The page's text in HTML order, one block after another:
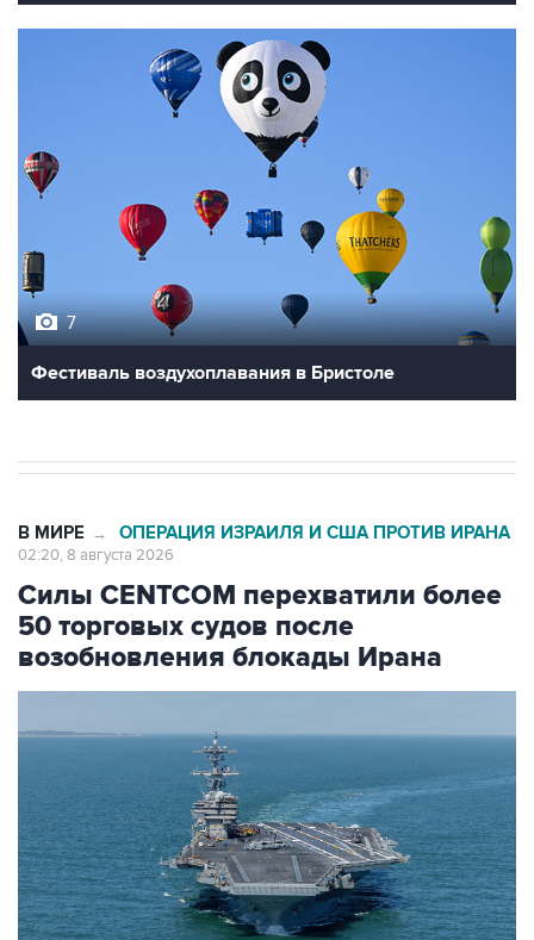
7
Фестиваль воздухоплавания в Бристоле
В МИРЕ → ОПЕРАЦИЯ ИЗРАИЛЯ И США ПРОТИВ ИРАНА
02:20, 8 августа 2026
Силы CENTCOM перехватили более
50 торговых судов после
возобновления блокады Ирана